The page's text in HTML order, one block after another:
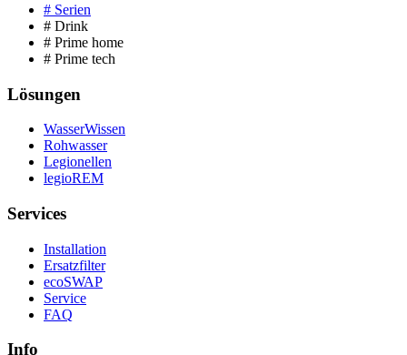
# Serien
# Drink
# Prime home
# Prime tech
Lösungen
WasserWissen
Rohwasser
Legionellen
legioREM
Services
Installation
Ersatzfilter
ecoSWAP
Service
FAQ
Info